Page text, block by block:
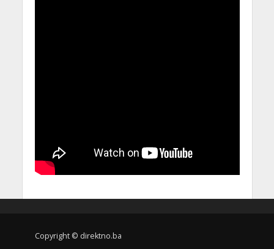
Copyright © direktno.ba